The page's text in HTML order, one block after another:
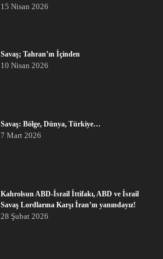
15 Nisan 2026
Savaş; Tahran’ın İçinden
10 Nisan 2026
Savaş: Bölge, Dünya, Türkiye…
7 Mart 2026
Kahrolsun ABD-İsrail İttifakı, ABD ve İsrail
Savaş Lordlarına Karşı İran’ın yanındayız!
28 Şubat 2026